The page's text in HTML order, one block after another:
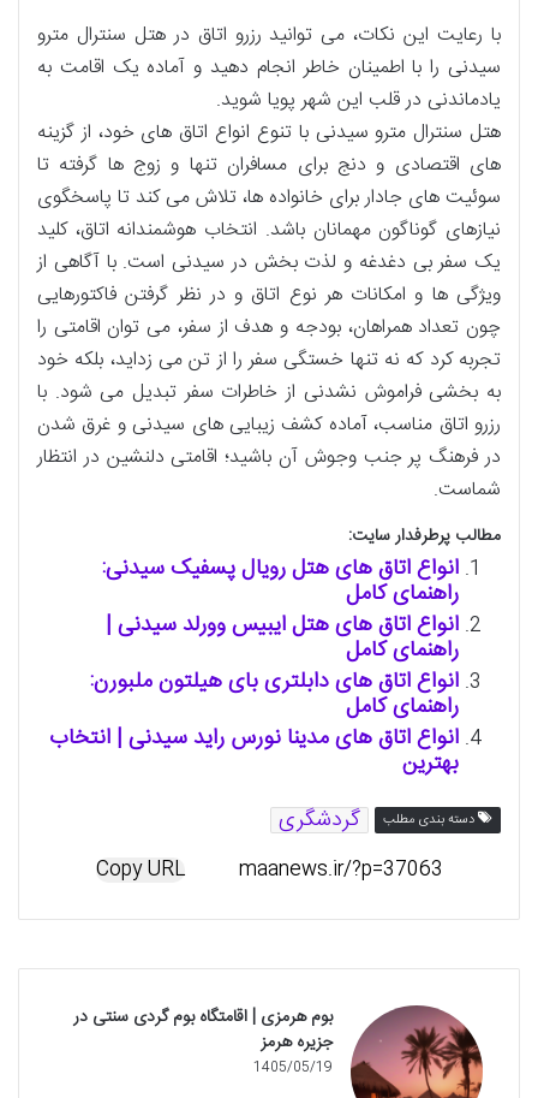
با رعایت این نکات، می توانید رزرو اتاق در هتل سنترال مترو
سیدنی را با اطمینان خاطر انجام دهید و آماده یک اقامت به
یادماندنی در قلب این شهر پویا شوید.
هتل سنترال مترو سیدنی با تنوع انواع اتاق های خود، از گزینه
های اقتصادی و دنج برای مسافران تنها و زوج ها گرفته تا
سوئیت های جادار برای خانواده ها، تلاش می کند تا پاسخگوی
نیازهای گوناگون مهمانان باشد. انتخاب هوشمندانه اتاق، کلید
یک سفر بی دغدغه و لذت بخش در سیدنی است. با آگاهی از
ویژگی ها و امکانات هر نوع اتاق و در نظر گرفتن فاکتورهایی
چون تعداد همراهان، بودجه و هدف از سفر، می توان اقامتی را
تجربه کرد که نه تنها خستگی سفر را از تن می زداید، بلکه خود
به بخشی فراموش نشدنی از خاطرات سفر تبدیل می شود. با
رزرو اتاق مناسب، آماده کشف زیبایی های سیدنی و غرق شدن
در فرهنگ پر جنب وجوش آن باشید؛ اقامتی دلنشین در انتظار
شماست.
مطالب پرطرفدار سایت:
انواع اتاق های هتل رویال پسفیک سیدنی:
راهنمای کامل
انواع اتاق های هتل ایبیس وورلد سیدنی |
راهنمای کامل
انواع اتاق های دابلتری بای هیلتون ملبورن:
راهنمای کامل
انواع اتاق های مدینا نورس راید سیدنی | انتخاب
بهترین
دسته بندی مطلب گردشگری
Copy URL
بوم هرمزی | اقامتگاه بوم گردی سنتی در
جزیره هرمز
1405/05/19